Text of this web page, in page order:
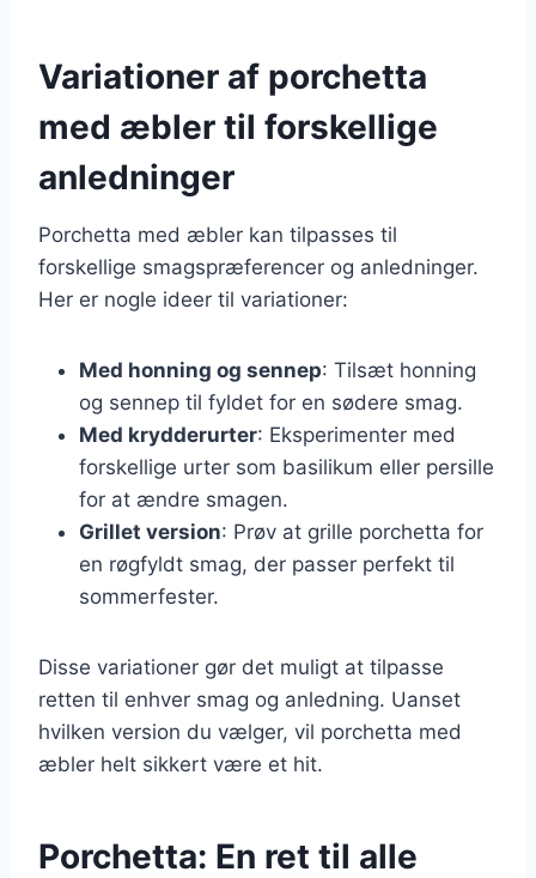
Variationer af porchetta
med æbler til forskellige
anledninger
Porchetta med æbler kan tilpasses til
forskellige smagspræferencer og anledninger.
Her er nogle ideer til variationer:
Med honning og sennep: Tilsæt honning
og sennep til fyldet for en sødere smag.
Med krydderurter: Eksperimenter med
forskellige urter som basilikum eller persille
for at ændre smagen.
Grillet version: Prøv at grille porchetta for
en røgfyldt smag, der passer perfekt til
sommerfester.
Disse variationer gør det muligt at tilpasse
retten til enhver smag og anledning. Uanset
hvilken version du vælger, vil porchetta med
æbler helt sikkert være et hit.
Porchetta: En ret til alle